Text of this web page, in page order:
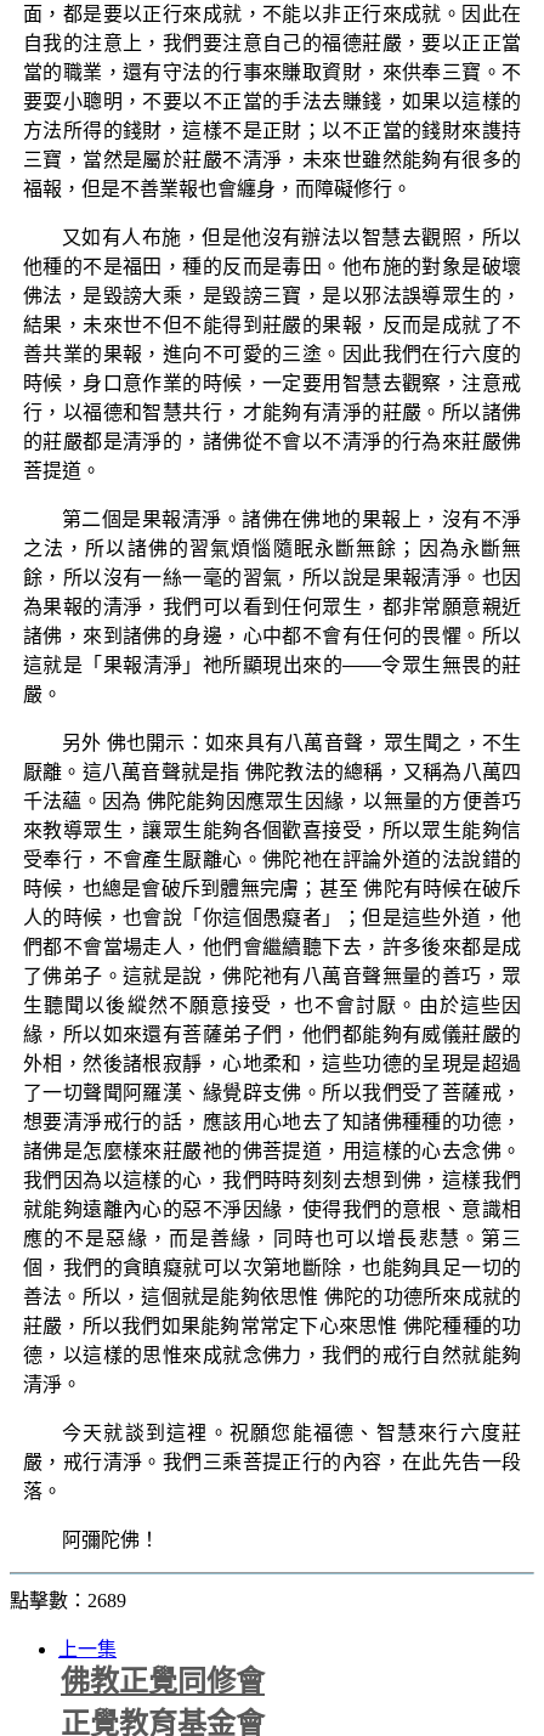
面，都是要以正行來成就，不能以非正行來成就。因此在
自我的注意上，我們要注意自己的福德莊嚴，要以正正當
當的職業，還有守法的行事來賺取資財，來供奉三寶。不
要耍小聰明，不要以不正當的手法去賺錢，如果以這樣的
方法所得的錢財，這樣不是正財；以不正當的錢財來謢持
三寶，當然是屬於莊嚴不清淨，未來世雖然能夠有很多的
福報，但是不善業報也會纏身，而障礙修行。
又如有人布施，但是他沒有辦法以智慧去觀照，所以
他種的不是福田，種的反而是毒田。他布施的對象是破壞
佛法，是毀謗大乘，是毀謗三寶，是以邪法誤導眾生的，
結果，未來世不但不能得到莊嚴的果報，反而是成就了不
善共業的果報，進向不可愛的三塗。因此我們在行六度的
時候，身口意作業的時候，一定要用智慧去觀察，注意戒
行，以福德和智慧共行，才能夠有清淨的莊嚴。所以諸佛
的莊嚴都是清淨的，諸佛從不會以不清淨的行為來莊嚴佛
菩提道。
第二個是果報清淨。諸佛在佛地的果報上，沒有不淨
之法，所以諸佛的習氣煩惱隨眠永斷無餘；因為永斷無
餘，所以沒有一絲一毫的習氣，所以說是果報清淨。也因
為果報的清淨，我們可以看到任何眾生，都非常願意親近
諸佛，來到諸佛的身邊，心中都不會有任何的畏懼。所以
這就是「果報清淨」祂所顯現出來的——令眾生無畏的莊
嚴。
另外 佛也開示：如來具有八萬音聲，眾生聞之，不生
厭離。這八萬音聲就是指 佛陀教法的總稱，又稱為八萬四
千法蘊。因為 佛陀能夠因應眾生因緣，以無量的方便善巧
來教導眾生，讓眾生能夠各個歡喜接受，所以眾生能夠信
受奉行，不會產生厭離心。佛陀祂在評論外道的法說錯的
時候，也總是會破斥到體無完膚；甚至 佛陀有時候在破斥
人的時候，也會說「你這個愚癡者」；但是這些外道，他
們都不會當場走人，他們會繼續聽下去，許多後來都是成
了佛弟子。這就是說，佛陀祂有八萬音聲無量的善巧，眾
生聽聞以後縱然不願意接受，也不會討厭。由於這些因
緣，所以如來還有菩薩弟子們，他們都能夠有威儀莊嚴的
外相，然後諸根寂靜，心地柔和，這些功德的呈現是超過
了一切聲聞阿羅漢、緣覺辟支佛。所以我們受了菩薩戒，
想要清淨戒行的話，應該用心地去了知諸佛種種的功德，
諸佛是怎麼樣來莊嚴祂的佛菩提道，用這樣的心去念佛。
我們因為以這樣的心，我們時時刻刻去想到佛，這樣我們
就能夠遠離內心的惡不淨因緣，使得我們的意根、意識相
應的不是惡緣，而是善緣，同時也可以增長悲慧。第三
個，我們的貪瞋癡就可以次第地斷除，也能夠具足一切的
善法。所以，這個就是能夠依思惟 佛陀的功德所來成就的
莊嚴，所以我們如果能夠常常定下心來思惟 佛陀種種的功
德，以這樣的思惟來成就念佛力，我們的戒行自然就能夠
清淨。
今天就談到這裡。祝願您能福德、智慧來行六度莊
嚴，戒行清淨。我們三乘菩提正行的內容，在此先告一段
落。
阿彌陀佛！
點擊數：2689
上一集
佛教正覺同修會
正覺教育基金會